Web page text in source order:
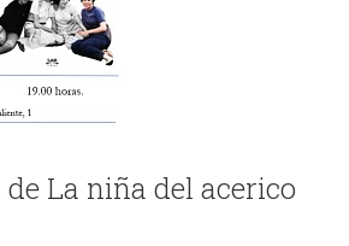
La niña del acerico